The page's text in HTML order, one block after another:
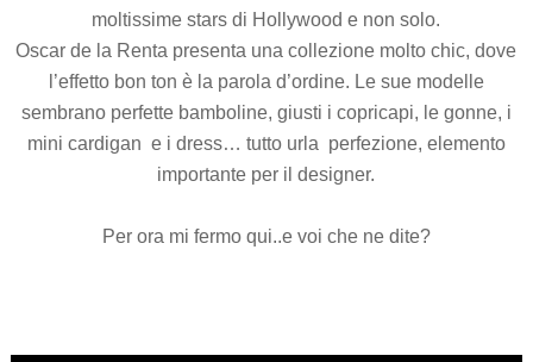
moltissime stars di Hollywood e non solo.
Oscar de la Renta presenta una collezione molto chic, dove
l’effetto bon ton è la parola d’ordine. Le sue modelle
sembrano perfette bamboline, giusti i copricapi, le gonne, i
mini cardigan e i dress… tutto urla perfezione, elemento
importante per il designer.
Per ora mi fermo qui..e voi che ne dite?